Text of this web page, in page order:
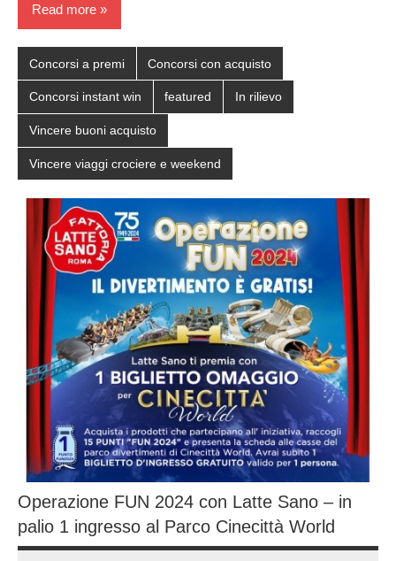
Read more
Concorsi a premi Concorsi con acquisto
Concorsi instant win featured In rilievo
Vincere buoni acquisto
Vincere viaggi crociere e weekend
Operazione FUN 2024 con Latte Sano – in
palio 1 ingresso al Parco Cinecittà World